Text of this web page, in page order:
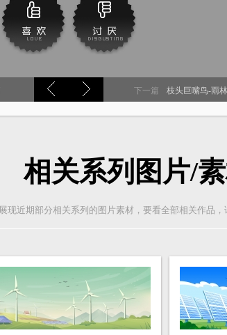
下一篇 枝头巨嘴鸟-雨
相关系列图片/
现近期部分相关系列的图片素材，要看全部相关作品